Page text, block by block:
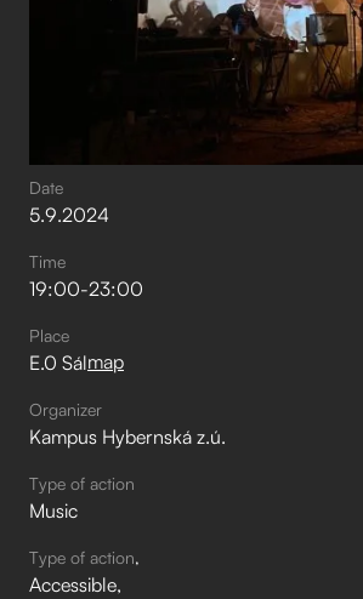
Date
5.9.2024
Time
19:00-23:00
Place
E.0 Sálmap
Organizer
Kampus Hybernská z.ú.
Type of action
Music
Type of action
Accessible